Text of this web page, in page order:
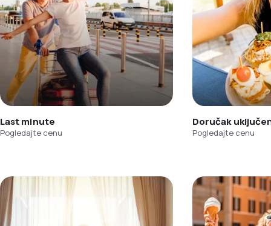
Last minute
Pogledajte cenu
Doručak
Pogledajte cenu